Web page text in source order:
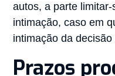
autos, a parte
intimação, caso em
intimação da
Prazos